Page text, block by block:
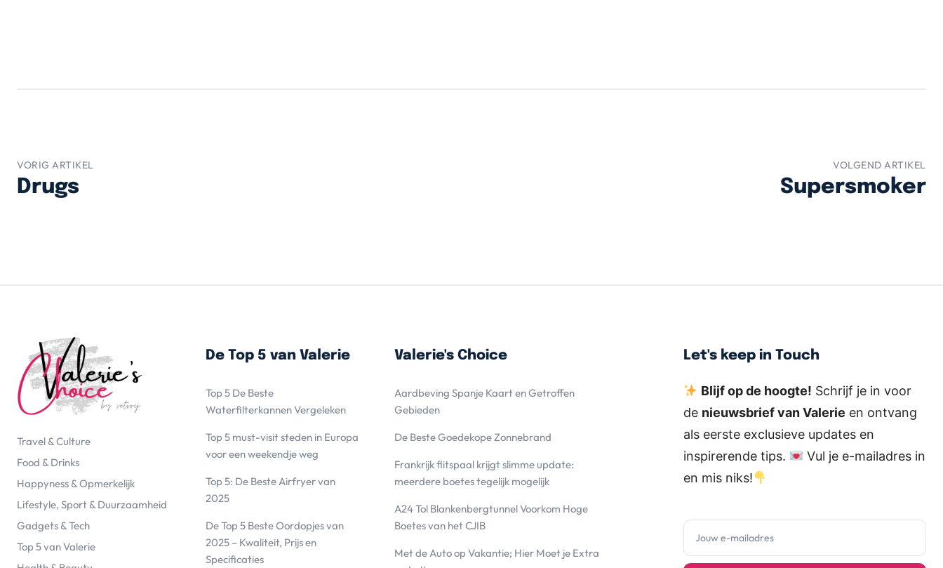
VORIG ARTIKEL
Drugs
VOLGEND ARTIKEL
Supersmoker
Travel & Culture
Food & Drinks
Happyness & Opmerkelijk
Lifestyle, Sport & Duurzaamheid
Gadgets & Tech
Top 5 van Valerie
De Top 5 van Valerie
Top 5 De Beste
Waterfilterkannen Vergeleken
Top 5 must-visit steden in Europa
voor een weekendje weg
Top 5: De Beste Airfryer van
2025
De Top 5 Beste Oordopjes van
2025 – Kwaliteit, Prijs en
Specificaties
Valerie's Choice
Aardbeving Spanje Kaart en Getroffen
Gebieden
De Beste Goedekope Zonnebrand
Frankrijk flitspaal krijgt slimme update:
meerdere boetes tegelijk mogelijk
A24 Tol Blankenbergtunnel Voorkom Hoge
Boetes van het CJIB
Met de Auto op Vakantie; Hier Moet je Extra
Let's keep in Touch
Blijf op de hoogte! Schrijf je in voor
de nieuwsbrief van Valerie en ontvang
als eerste exclusieve updates en
inspirerende tips.
Vul je e-mailadres in
en mis niks!